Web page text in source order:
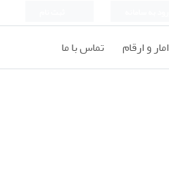
امار و ارقام تماس با ما